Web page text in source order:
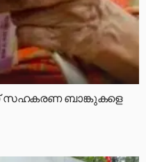
സഹകരണ ബാങ്കുകളെ